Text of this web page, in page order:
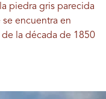
piedra gris parecida
encuentra en
de la década de 1850